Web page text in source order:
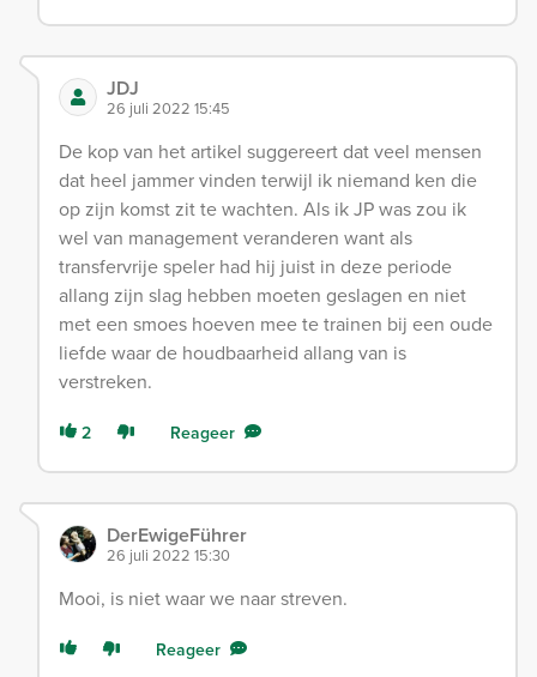
JDJ
26 juli 2022 15:45
De kop van het artikel suggereert dat veel mensen
dat heel jammer vinden terwijl ik niemand ken die
op zijn komst zit te wachten. Als ik JP was zou ik
wel van management veranderen want als
transfervrije speler had hij juist in deze periode
allang zijn slag hebben moeten geslagen en niet
met een smoes hoeven mee te trainen bij een oude
liefde waar de houdbaarheid allang van is
verstreken.
2 Reageer
DerEwigeFührer
26 juli 2022 15:30
Mooi, is niet waar we naar streven.
Reageer